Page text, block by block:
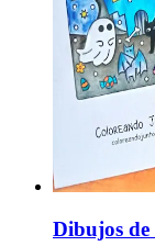
Dibujos de